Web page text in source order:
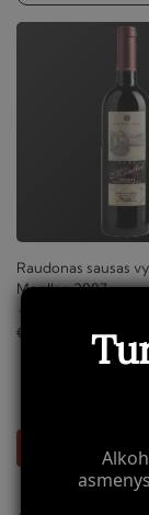
Raudonas sausas
Monlleo 2007
€
Į